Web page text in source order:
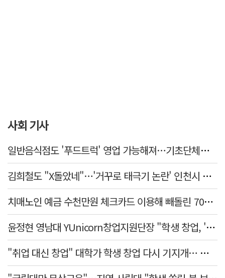
사회 기사
일반음식점도 '푸드트럭' 영업 가능해져…기초단체별 조례 개정 움직임
김희철도 "X돌았네"…'거꾸로 태극기 논란' 인천시 현수막, 이틀 만에 철거
치매노인 예금 수천만원 체크카드 이용해 빼돌린 70대 간병인, 집행유예
윤정현 영남대 YUnicorn창업지원단장 "학생 창업, '팀 빌딩'이 제일 중요"
"취업 대신 창업" 대학가 학생 창업 다시 기지개… 창업자·기업·매출 동반 성장